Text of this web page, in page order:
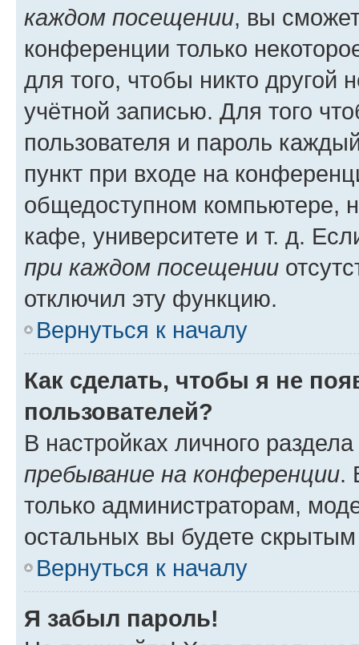
каждом посещении, вы
конференции только
для того, чтобы никто другой
учётной записью. Для того
пользователя и пароль
пункт при входе на
общедоступном компьютере,
кафе, университете и т. д.
при каждом посещении
отключил эту функцию.
Вернуться к началу
Как сделать, чтобы я не
пользователей?
В настройках личного
пребывание на конференции.
только администраторам,
остальных вы будете
Вернуться к началу
Я забыл пароль!